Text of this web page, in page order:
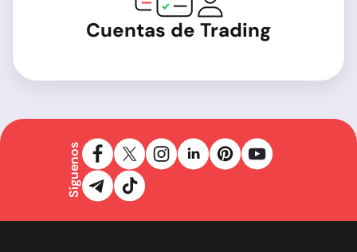
Cuentas de Trading
Síguenos